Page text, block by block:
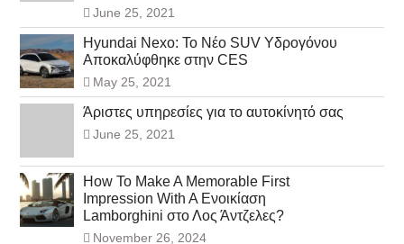
June 25, 2021
Hyundai Nexo: Το Νέο SUV Υδρογόνου
Αποκαλύφθηκε στην CES
May 25, 2021
Άριστες υπηρεσίες για το αυτοκίνητό σας
June 25, 2021
How To Make A Memorable First
Impression With A Ενοικίαση
Lamborghini στο Λος Άντζελες?
November 26, 2024